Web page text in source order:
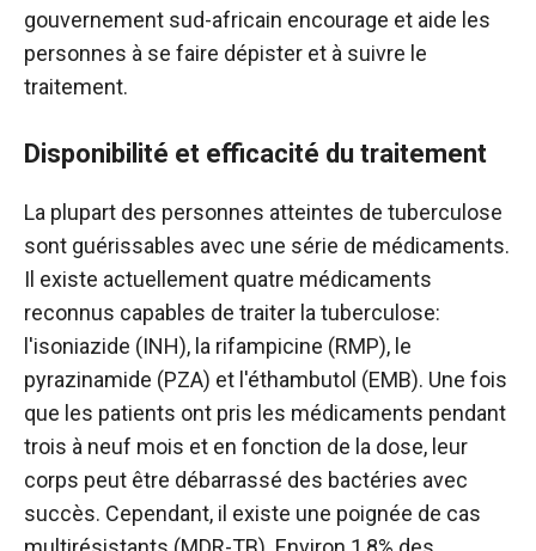
gouvernement sud-africain encourage et aide les
personnes à se faire dépister et à suivre le
traitement.
Disponibilité et efficacité du traitement
La plupart des personnes atteintes de tuberculose
sont guérissables avec une série de médicaments.
Il existe actuellement quatre médicaments
reconnus capables de traiter la tuberculose:
l'isoniazide (INH), la rifampicine (RMP), le
pyrazinamide (PZA) et l'éthambutol (EMB). Une fois
que les patients ont pris les médicaments pendant
trois à neuf mois et en fonction de la dose, leur
corps peut être débarrassé des bactéries avec
succès. Cependant, il existe une poignée de cas